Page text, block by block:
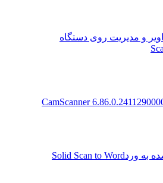
و مدیریت روی دستگاه
CamScanner
به وردSolid Scan to Word